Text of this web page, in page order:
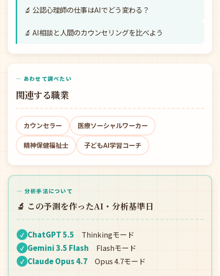
🔬 公認心理師の仕事はAIでどう変わる？
🔬 AI相談と人間のカウンセリングを比べよう
— あわせて調べたい
関連する職業
カウンセラー 医療ソーシャルワーカー
精神保健福祉士 子どもAI学習コーチ
— 分析手法について
🔬 この予測を作ったAI・分析基準日
✓ ChatGPT 5.5 Thinkingモード
✓ Gemini 3.5 Flash Flashモード
✓ Claude Opus 4.7 Opus 4.7モード